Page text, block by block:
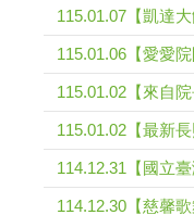
115.01.07【凱達
115.01.06【愛愛
115.01.02【來自院
115.01.02【最新
114.12.31【國立
114.12.30【慈馨歌